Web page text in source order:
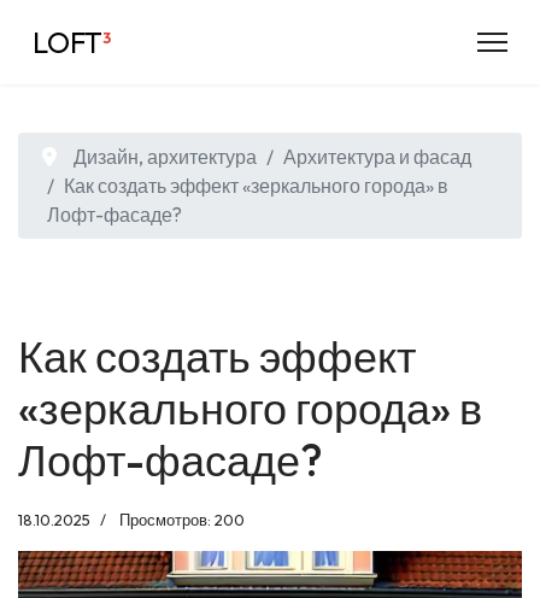
LOFT³
Дизайн, архитектура
Архитектура и фасад
Как создать эффект «зеркального города» в
Лофт-фасаде?
Как создать эффект
«зеркального города» в
Лофт-фасаде?
18.10.2025 Просмотров: 200